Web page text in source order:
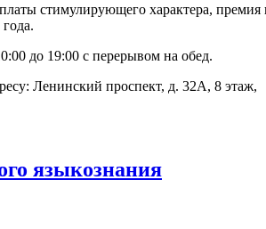
стимулирующего характера, премия
до 19:00 с перерывом на обед.
Ленинский проспект, д. 32А, 8 этаж,
языкознания